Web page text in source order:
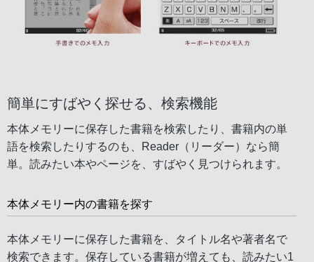
簡単にすばやく探せる、検索機能
本体メモリーに保存した書籍を検索したり、書籍内の単
語を検索したりするのも、Reader（リーダー）なら簡
単。読みたい本やページを、すばやく見つけられます。
本体メモリー内の書籍を探す
本体メモリーに保存した書籍を、タイトル名や著者名で
検索できます。保存している書籍が増えても、読みたい1